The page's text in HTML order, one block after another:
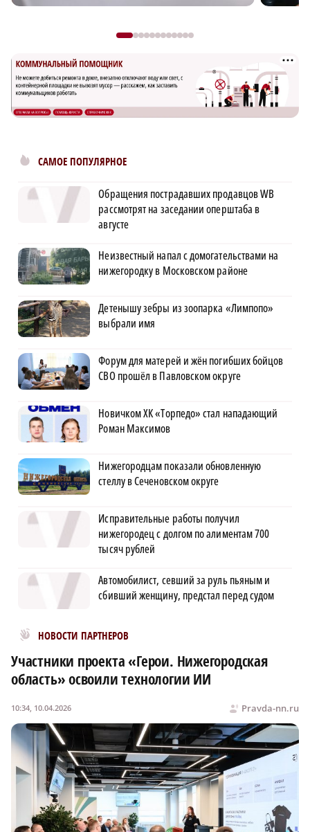
САМОЕ ПОПУЛЯРНОЕ
Обращения пострадавших продавцов WB
рассмотрят на заседании оперштаба в
августе
Неизвестный напал с домогательствами на
нижегородку в Московском районе
Детенышу зебры из зоопарка «Лимпопо»
выбрали имя
Форум для матерей и жён погибших бойцов
СВО прошёл в Павловском округе
Новичком ХК «Торпедо» стал нападающий
Роман Максимов
Нижегородцам показали обновленную
стеллу в Сеченовском округе
Исправительные работы получил
нижегородец с долгом по алиментам 700
тысяч рублей
Автомобилист, севший за руль пьяным и
сбивший женщину, предстал перед судом
НОВОСТИ ПАРТНЕРОВ
Новости МирТесен
Участники проекта «Герои. Нижегородская
область» освоили технологии ИИ
Pravda-nn.ru
10:34, 10.04.2026